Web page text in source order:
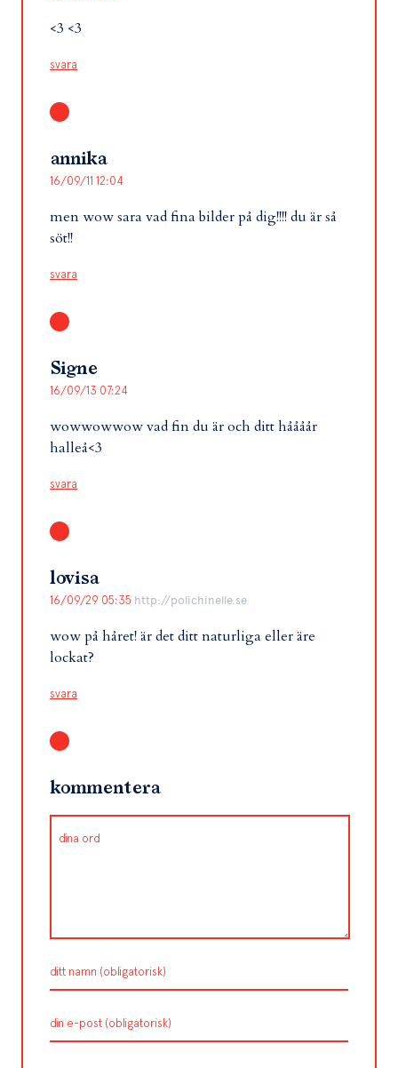
<3 <3
svara
annika
16/09/11 12:04
men wow sara vad fina bilder på dig!!!! du är så
söt!!
svara
Signe
16/09/13 07:24
wowwowwow vad fin du är och ditt håååår
halleå<3
svara
lovisa
16/09/29 05:35 http://polichinelle.se
wow på håret! är det ditt naturliga eller äre
lockat?
svara
kommentera